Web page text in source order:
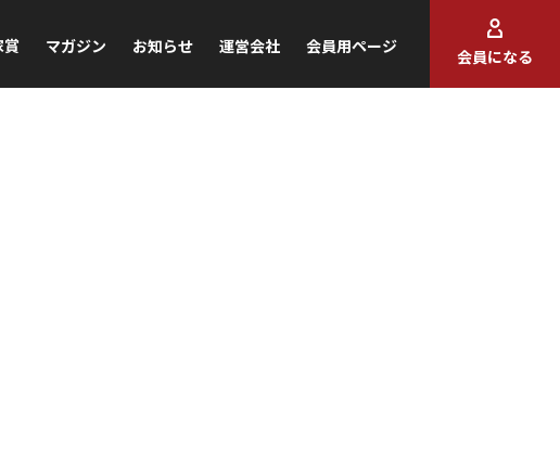
マガジン お知らせ 運営会社 会員用ページ
会員になる